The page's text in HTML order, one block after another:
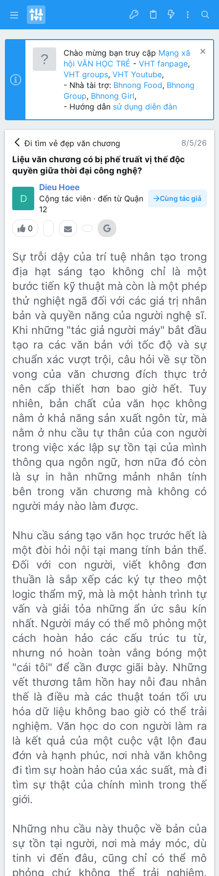
Chào mừng bạn truy cập Mạng xã
hội VĂN HỌC TRẺ - VHT fanpage,
VHT groups, VHT Youtube,
- Nhà tài trợ: Bhnong Food, Bhnong
Group, Bhnong Girl,
- Hướng dẫn sử dụng diễn đàn
Đi tìm vẻ đẹp văn chương
8/5/26
Liệu văn chương có bị phế truất vị thế độc
quyền giữa thời đại công nghệ?
D
Dieu Hoee
Cộng tác viên · đến từ Quận
12
Cùng tác giả
0
Sự trỗi dậy của trí tuệ nhân tạo trong
địa hạt sáng tạo không chỉ là một
bước tiến kỹ thuật mà còn là một phép
thử nghiệt ngã đối với các giá trị nhân
bản và quyền năng của người nghệ sĩ.
Khi những "tác giả người máy" bắt đầu
tạo ra các văn bản với tốc độ và sự
chuẩn xác vượt trội, câu hỏi về sự tồn
vong của văn chương đích thực trở
nên cấp thiết hơn bao giờ hết. Tuy
nhiên, bản chất của văn học không
nằm ở khả năng sản xuất ngôn từ, mà
nằm ở nhu cầu tự thân của con người
trong việc xác lập sự tồn tại của mình
thông qua ngôn ngữ, hơn nữa đó còn
là sự in hằn những mảnh nhân tính
bên trong văn chương mà không có
người máy nào làm được.
Nhu cầu sáng tạo văn học trước hết là
một đòi hỏi nội tại mang tính bản thể.
Đối với con người, viết không đơn
thuần là sắp xếp các ký tự theo một
logic thẩm mỹ, mà là một hành trình tự
vấn và giải tỏa những ẩn ức sâu kín
nhất. Người máy có thể mô phỏng một
cách hoàn hảo các cấu trúc tu từ,
nhưng nó hoàn toàn vắng bóng một
"cái tôi" để cần được giãi bày. Những
vết thương tâm hồn hay nỗi đau nhân
thế là điều mà các thuật toán tối ưu
hóa dữ liệu không bao giờ có thể trải
nghiệm. Văn học do con người làm ra
là kết quả của một cuộc vật lộn đau
đớn và hạnh phúc, nơi nhà văn không
đi tìm sự hoàn hảo của xác suất, mà đi
tìm sự thật của chính mình trong thế
giới.
Những nhu cầu này thuộc về bản của
sự tồn tại người, nơi mà máy móc, dù
tinh vi đến đâu, cũng chỉ có thể mô
phỏng chứ không thể trải nghiệm.